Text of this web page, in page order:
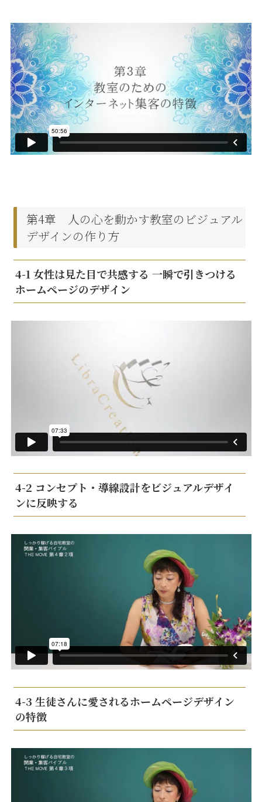
第4章 人の心を動かす教室のビジュアル
デザインの作り方
4-1 女性は見た目で共感する 一瞬で引きつける
ホームページのデザイン
4-2 コンセプト・導線設計をビジュアルデザイ
ンに反映する
4-3 生徒さんに愛されるホームページデザイン
の特徴